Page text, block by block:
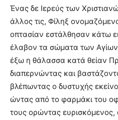
Ένας δε Iερεύς των
άλλος τις, Φίληξ
οπτασίαν εστάλθησαν κάτω
έλαβον τα σώματα των
έξω η θάλασσα κατά θείαν
διαπερνώντας και
βλέπωντας ο δυστυχής
ώντας από το φαρμάκι του
τους ορώντας ευρισκόμενος,